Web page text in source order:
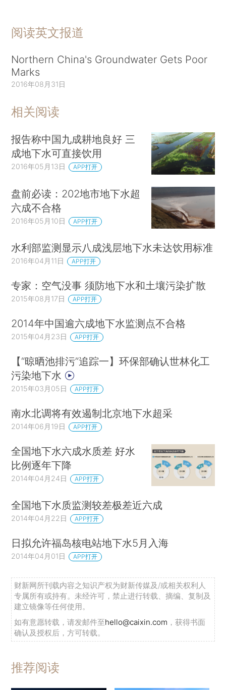
阅读英文报道
Northern China's Groundwater Gets Poor
Marks
2016年08月31日
相关阅读
报告称中国九成耕地良好 三
成地下水可直接饮用
2016年05月13日 APP打开
盘前必读：202地市地下水超
六成不合格
2016年05月10日 APP打开
水利部监测显示八成浅层地下水未达饮用标准
2016年04月11日 APP打开
专家：空气没事 须防地下水和土壤污染扩散
2015年08月17日 APP打开
2014年中国逾六成地下水监测点不合格
2015年04月23日 APP打开
【“晾晒池排污”追踪一】环保部确认世林化工
污染地下水
2015年03月05日 APP打开
南水北调将有效遏制北京地下水超采
2014年06月19日 APP打开
全国地下水六成水质差 好水
比例逐年下降
2014年04月24日 APP打开
全国地下水质监测较差极差近六成
2014年04月22日 APP打开
日拟允许福岛核电站地下水5月入海
2014年04月01日 APP打开
财新网所刊载内容之知识产权为财新传媒及/或相关权利人
专属所有或持有。未经许可，禁止进行转载、摘编、复制及
建立镜像等任何使用。
如有意愿转载，请发邮件至hello@caixin.com ，获得书面
确认及授权后，方可转载。
推荐阅读